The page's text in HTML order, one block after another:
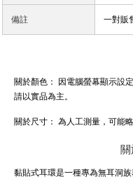
備註 一對販
關於顏色：
因電腦螢幕顯示設
請以實品為主。
關於尺寸： 為人工測量，可能
黏貼式耳環是一種專為無耳洞